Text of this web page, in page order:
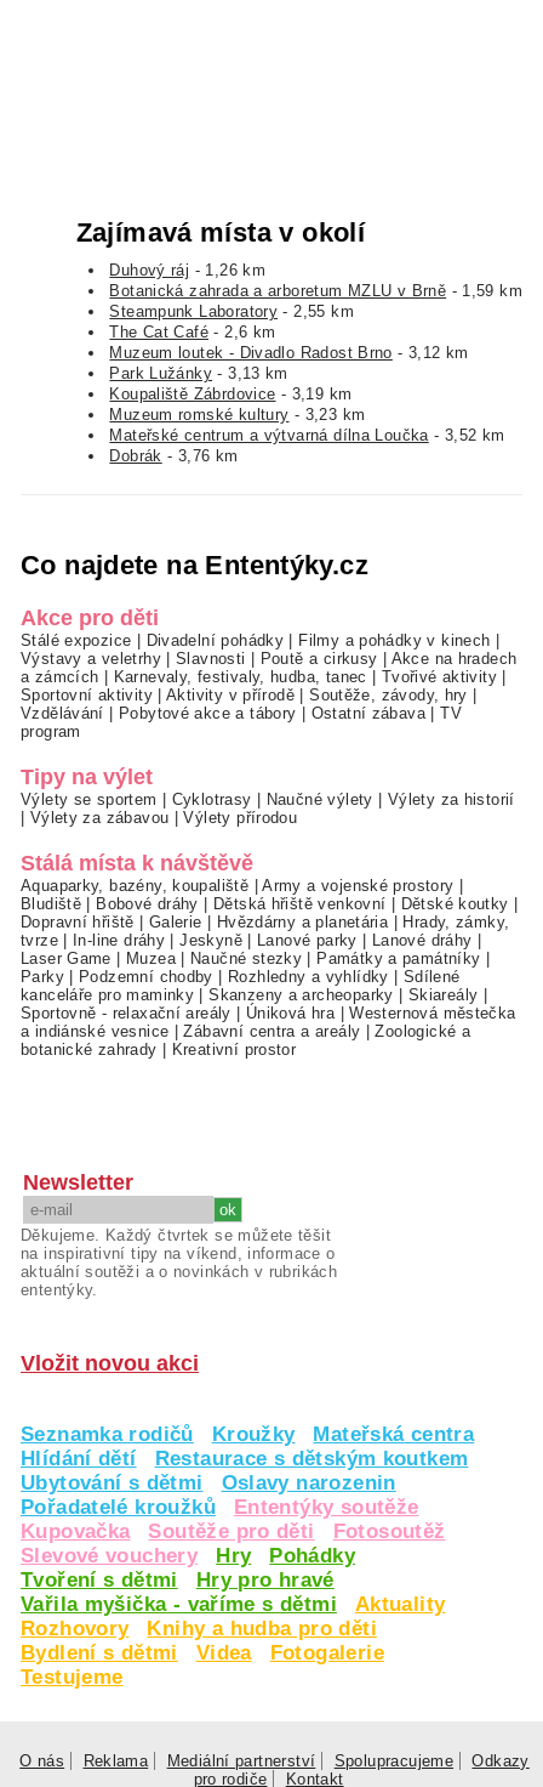
Zajímavá místa v okolí
Duhový ráj - 1,26 km
Botanická zahrada a arboretum MZLU v Brně - 1,59 km
Steampunk Laboratory - 2,55 km
The Cat Café - 2,6 km
Muzeum loutek - Divadlo Radost Brno - 3,12 km
Park Lužánky - 3,13 km
Koupaliště Zábrdovice - 3,19 km
Muzeum romské kultury - 3,23 km
Mateřské centrum a výtvarná dílna Loučka - 3,52 km
Dobrák - 3,76 km
Co najdete na Ententýky.cz
Akce pro děti
Stálé expozice Divadelní pohádky Filmy a pohádky v kinech
Výstavy a veletrhy|Slavnosti Poutě a cirkusy
Akce na hradech
a zámcích
Karnevaly, festivaly, hudba, tanec Tvořivé aktivity
Sportovní aktivity|Aktivity v přírodě |Soutěže, závody, hry
Vzdělávání
Pobytové akce a tábory Ostatní zábava |TV
program
Tipy na výlet
Výlety se sportem Cyklotrasy Naučné výlety
Výlety za historií
Výlety za zábavou |Výlety přírodou
Stálá místa k návštěvě
Aquaparky, bazény, koupaliště |Army a vojenské prostory
Bludiště
Bobové dráhy Dětská hřiště venkovní Dětské koutky
Dopravní hřiště
Galerie Hvězdárny a planetária
Hrady, zámky,
tvrze| In-line dráhy |Jeskyně| Lanové parky Lanové dráhy
Laser Game
Muzea| Naučné stezky Památky a památníky
Parky| Podzemní chodby Rozhledny a vyhlídky
Sdílené
kanceláře pro maminky |Skanzeny a archeoparky Skiareály
Sportovně - relaxační areály
Úniková hra |Westernová městečka
a indiánské vesnice |Zábavní centra a areály |Zoologické a
botanické zahrady
Kreativní prostor
Newsletter
Děkujeme. Každý čtvrtek se můžete těšit
na inspirativní tipy na víkend, informace o
aktuální soutěži a o novinkách v rubrikách
ententýky.
Vložit novou akci
Seznamka rodičů Kroužky
Mateřská centra
Hlídání dětí
Restaurace s dětským koutkem
Ubytování s dětmi
Oslavy narozenin
Pořadatelé kroužků
Ententýky soutěže
Kupovačka
Soutěže pro děti
Fotosoutěž
Slevové vouchery
Hry
Pohádky
Tvoření s dětmi
Hry pro hravé
Vařila myšička - vaříme s dětmi
Aktuality
Rozhovory
Knihy a hudba pro děti
Bydlení s dětmi
Videa
Fotogalerie
Testujeme
O nás Reklama Mediální partnerství Spolupracujeme
Odkazy
pro rodiče
Kontakt